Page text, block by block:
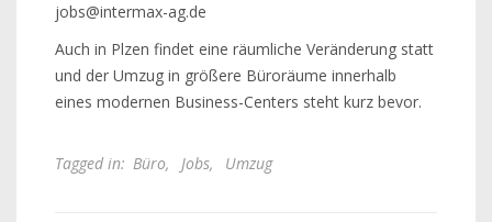
jobs@intermax-ag.de
Auch in Plzen findet eine räumliche Veränderung statt
und der Umzug in größere Büroräume innerhalb
eines modernen Business-Centers steht kurz bevor.
Tagged in: Büro, Jobs, Umzug